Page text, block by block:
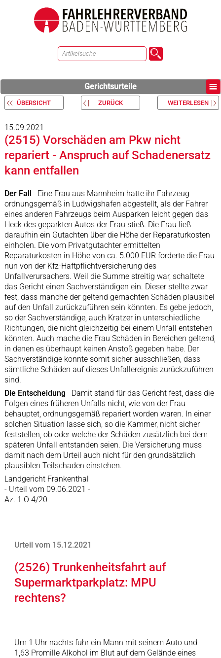
Gerichtsurteile
ÜBERSICHT ZURÜCK WEITERLESEN
15.09.2021
(2515) Vorschäden am Pkw nicht
repariert - Anspruch auf Schadenersatz
kann entfallen
Der Fall
Eine Frau aus Mannheim hatte ihr Fahrzeug
ordnungsgemäß in Ludwigshafen abgestellt, als der Fahrer
eines anderen Fahrzeugs beim Ausparken leicht gegen das
Heck des geparkten Autos der Frau stieß. Die Frau ließ
daraufhin ein Gutachten über die Höhe der Reparaturkosten
einholen. Die vom Privatgutachter ermittelten
Reparaturkosten in Höhe von ca. 5.000 EUR forderte die Frau
nun von der Kfz-Haftpflichtversicherung des
Unfallverursachers. Weil die Summe streitig war, schaltete
das Gericht einen Sachverständigen ein. Dieser stellte zwar
fest, dass manche der geltend gemachten Schäden plausibel
auf den Unfall zurückzuführen sein könnten. Es gebe jedoch,
so der Sachverständige, auch Kratzer in unterschiedliche
Richtungen, die nicht gleichzeitig bei einem Unfall entstehen
könnten. Auch mache die Frau Schäden in Bereichen geltend,
in denen es überhaupt keinen Anstoß gegeben habe. Der
Sachverständige konnte somit sicher ausschließen, dass
sämtliche Schäden auf dieses Unfallereignis zurückzuführen
sind.
Die Entscheidung
Damit stand für das Gericht fest, dass die
Folgen eines früheren Unfalls nicht, wie von der Frau
behauptet, ordnungsgemäß repariert worden waren. In einer
solchen Situation lasse sich, so die Kammer, nicht sicher
feststellen, ob oder welche der Schäden zusätzlich bei dem
späteren Unfall entstanden seien. Die Versicherung muss
damit nach dem Urteil auch nicht für den grundsätzlich
plausiblen Teilschaden einstehen.
Landgericht Frankenthal
- Urteil vom 09.06.2021 -
Az. 1 O 4/20
Urteil vom 15.12.2021
(2526) Trunkenheitsfahrt auf
Supermarktparkplatz: MPU
rechtens?
Um 1 Uhr nachts fuhr ein Mann mit seinem Auto und
1,63 Promille Alkohol im Blut auf dem Gelände eines